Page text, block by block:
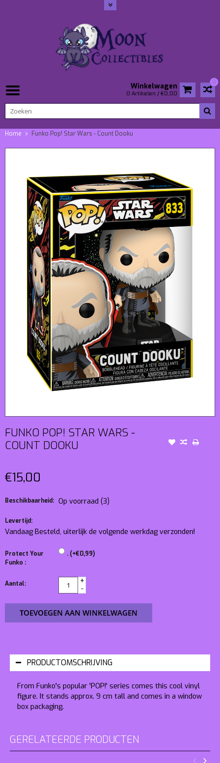
0
Winkelwagen
0 Artikelen / €0,00
Home Funko Pop! Star Wars - Count Dooku
FUNKO POP! STAR WARS -
COUNT DOOKU
€15,00
Beschikbaarheid: Op voorraad (3)
Levertijd:
Vandaag Besteld, uiterlijk de volgende werkdag verzonden!
Protect Your
Funko :
. (+€0,99)
Aantal:
+
-
TOEVOEGEN AAN WINKELWAGEN
PRODUCTOMSCHRIJVING
From Funko's popular 'POP!' series comes this cool vinyl
figure. It stands approx. 9 cm tall and comes in a window
box packaging.
GERELATEERDE PRODUCTEN